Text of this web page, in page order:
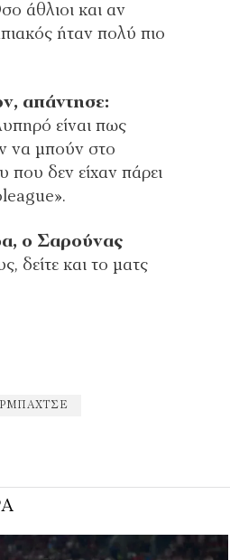
άθλιοι και αν
ήταν πολύ πιο
απάντησε:
είναι πως
να μπούν στο
που δεν είχαν πάρει
ο Σαρούνας
δείτε και το ματς